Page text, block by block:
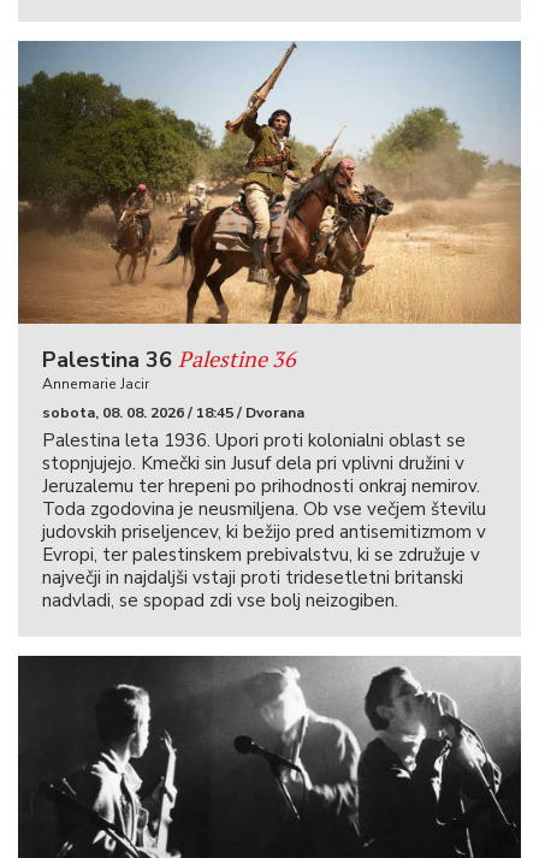
Palestina 36 Palestine 36
Annemarie Jacir
sobota, 08. 08. 2026 / 18:45 / Dvorana
Palestina leta 1936. Upori proti kolonialni oblast se
stopnjujejo. Kmečki sin Jusuf dela pri vplivni družini v
Jeruzalemu ter hrepeni po prihodnosti onkraj nemirov.
Toda zgodovina je neusmiljena. Ob vse večjem številu
judovskih priseljencev, ki bežijo pred antisemitizmom v
Evropi, ter palestinskem prebivalstvu, ki se združuje v
največji in najdaljši vstaji proti tridesetletni britanski
nadvladi, se spopad zdi vse bolj neizogiben.